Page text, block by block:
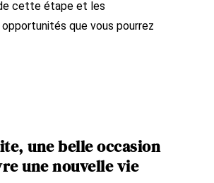
cette étape et les
que vous pourrez
une belle occasion
une nouvelle vie